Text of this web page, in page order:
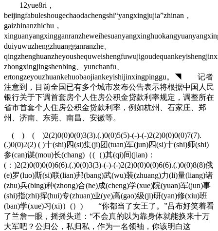
12yue8ri，
beijingfabuleshougechaodachengshi“yangxingjujia”zhinan，
gaizhinanzhichu，
duiyuwuzhengzhuangganranzhe、
zhongxingjingshenbing、yunchanfu、
ertongzeyouzhuankehuobaojiankeyishijinxingpinggu。◥ 记者
注意到，目前全国已有多个城市发布公告表示将根据中国人民
银行关于下调首套房个人住房公积金贷款利率规定，调整所在
省市首套个人住房公积金贷款利率，例如杭州、石家庄、郑
州、济南、东莞、南昌、安徽等。
( ) ( )2(2)0(0)0(0)3(3).(.)0(0)5(5)-(-)-(-)2(2)0(0)0(0)7(7).
(.)0(0)2(2) ( )十(shi)四(si)集(ji)团(tuan)军(jun)四(si)十(shi)师(shi)
参(can)谋(mou)长(chang)（(（)其(qi)间(jian)：
(：)2(2)0(0)0(0)6(6).(.)0(0)3(3)-(-)-(-)2(2)0(0)0(0)6(6).(.)0(0)8(8)俄
(e)罗(luo)斯(si)联(lian)邦(bang)武(wu)装(zhuang)力(li)量(liang)诸
(zhu)兵(bing)种(zhong)合(he)成(cheng)学(xue)院(yuan)军(jun)事
(shi)指(zhi)挥(hui)专(zhuan)业(ye)高(gao)级(ji)研(yan)修(xiu)班
(ban)学(xue)习(xi)）(）) “你都当了女王了。”吕布好笑着看
了兰詹一眼，摇摇头道：“不会真的以为靠身体就能换来十万
大军吧？公归公，私归私，作为一名领袖，你该明白这